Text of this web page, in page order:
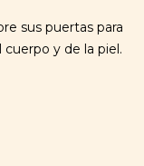
sus puertas para
cuerpo y de la piel.